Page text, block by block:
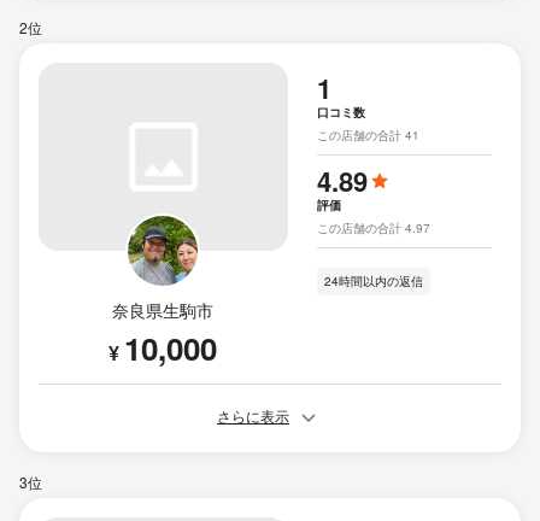
2位
奈良県生駒市
¥ 10,000
1
口コミ数
この店舗の合計 41
4.89
評価
この店舗の合計 4.97
24時間以内の返信
さらに表示
3位